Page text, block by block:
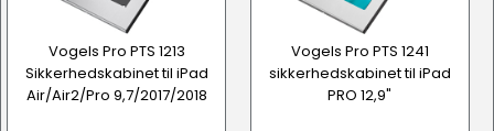
Vogels Pro PTS 1213
Sikkerhedskabinet til iPad
Air/Air2/Pro 9,7/2017/2018
Vogels Pro PTS 1241
sikkerhedskabinet til iPad
PRO 12,9"